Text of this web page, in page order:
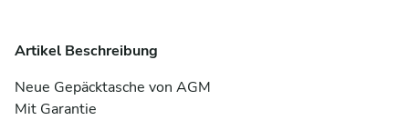
Artikel Beschreibung
Neue Gepäcktasche von AGM
Mit Garantie